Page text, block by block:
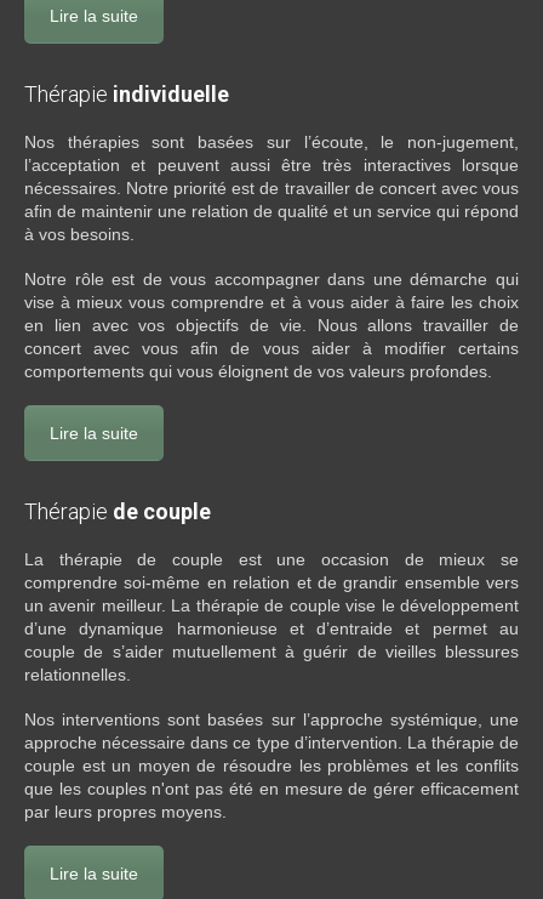
Lire la suite
Thérapie individuelle
Nos thérapies sont basées sur l’écoute, le non-jugement,
l’acceptation et peuvent aussi être très interactives lorsque
nécessaires. Notre priorité est de travailler de concert avec vous
afin de maintenir une relation de qualité et un service qui répond
à vos besoins.
Notre rôle est de vous accompagner dans une démarche qui
vise à mieux vous comprendre et à vous aider à faire les choix
en lien avec vos objectifs de vie. Nous allons travailler de
concert avec vous afin de vous aider à modifier certains
comportements qui vous éloignent de vos valeurs profondes.
Lire la suite
Thérapie de couple
La thérapie de couple est une occasion de mieux se
comprendre soi-même en relation et de grandir ensemble vers
un avenir meilleur. La thérapie de couple vise le développement
d’une dynamique harmonieuse et d’entraide et permet au
couple de s’aider mutuellement à guérir de vieilles blessures
relationnelles.
Nos interventions sont basées sur l’approche systémique, une
approche nécessaire dans ce type d’intervention. La thérapie de
couple est un moyen de résoudre les problèmes et les conflits
que les couples n'ont pas été en mesure de gérer efficacement
par leurs propres moyens.
Lire la suite